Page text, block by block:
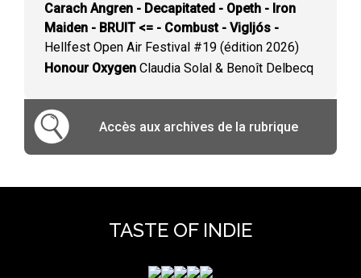
Carach Angren - Decapitated - Opeth - Iron
Maiden - BRUIT <= - Combust - Vigljós -
Hellfest Open Air Festival #19 (édition 2026)
Honour Oxygen Claudia Solal & Benoît Delbecq
Accès aux archives de la rubrique
TASTE OF INDIE